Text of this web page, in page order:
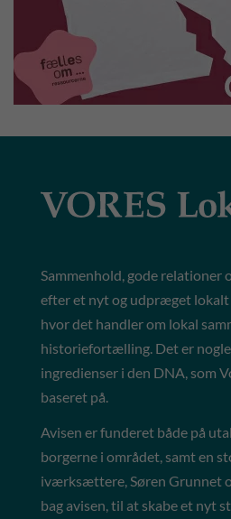
Sammenhold, gode relationer
efter et nyt og udpræget
hvor det handler om lokal
historiefortælling. Det er
ingredienser i den DNA, som
baseret på.
Avisen er funderet både på
borgerne i området, samt en
iværksættere, Søren Grunnet
bag avisen, til at skabe et nyt